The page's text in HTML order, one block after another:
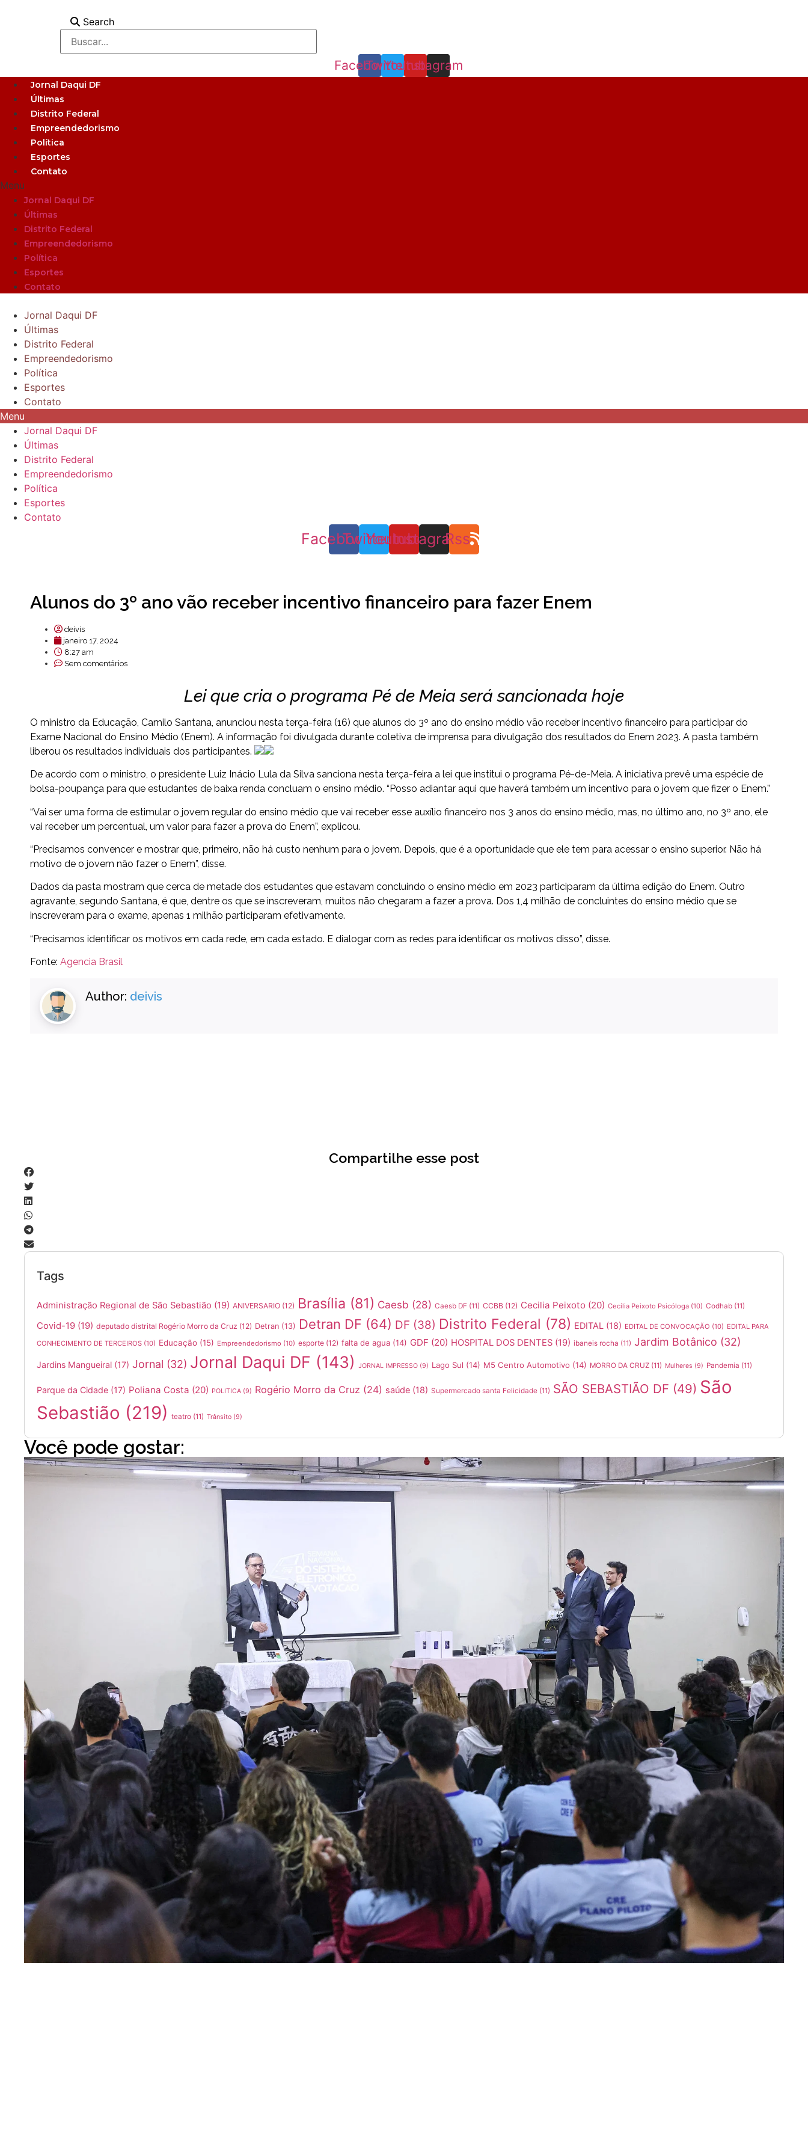
Search
Facebook
Twitter
Youtube
Instagram
Jornal Daqui DF
Últimas
Distrito Federal
Empreendedorismo
Política
Esportes
Contato
Menu
Jornal Daqui DF
Últimas
Distrito Federal
Empreendedorismo
Política
Esportes
Contato
Jornal Daqui DF
Últimas
Distrito Federal
Empreendedorismo
Política
Esportes
Contato
Menu
Jornal Daqui DF
Últimas
Distrito Federal
Empreendedorismo
Política
Esportes
Contato
Facebook
TwitterYoutube
Instagram
Rss
Alunos do 3º ano vão receber incentivo financeiro para fazer Enem
deivis
janeiro 17, 2024
8:27 am
Sem comentários
Lei que cria o programa Pé de Meia será sancionada hoje
O ministro da Educação, Camilo Santana, anunciou nesta terça-feira (16) que alunos do 3º ano do ensino médio vão receber incentivo financeiro para participar do
Exame Nacional do Ensino Médio (Enem). A informação foi divulgada durante coletiva de imprensa para divulgação dos resultados do Enem 2023. A pasta também
liberou os resultados individuais dos participantes.
De acordo com o ministro, o presidente Luiz Inácio Lula da Silva sanciona nesta terça-feira a lei que institui o programa Pé-de-Meia. A iniciativa prevê uma espécie de
bolsa-poupança para que estudantes de baixa renda concluam o ensino médio. “Posso adiantar aqui que haverá também um incentivo para o jovem que fizer o Enem.”
“Vai ser uma forma de estimular o jovem regular do ensino médio que vai receber esse auxílio financeiro nos 3 anos do ensino médio, mas, no último ano, no 3º ano, ele
vai receber um percentual, um valor para fazer a prova do Enem”, explicou.
“Precisamos convencer e mostrar que, primeiro, não há custo nenhum para o jovem. Depois, que é a oportunidade que ele tem para acessar o ensino superior. Não há
motivo de o jovem não fazer o Enem”, disse.
Dados da pasta mostram que cerca de metade dos estudantes que estavam concluindo o ensino médio em 2023 participaram da última edição do Enem. Outro
agravante, segundo Santana, é que, dentre os que se inscreveram, muitos não chegaram a fazer a prova. Dos 1,4 milhão de concluintes do ensino médio que se
inscreveram para o exame, apenas 1 milhão participaram efetivamente.
“Precisamos identificar os motivos em cada rede, em cada estado. E dialogar com as redes para identificar os motivos disso”, disse.
Fonte: Agencia Brasil
Author: deivis
Compartilhe esse post
Tags
Administração Regional de São Sebastião (19) ANIVERSARIO (12) Brasília (81) Caesb (28) Caesb DF (11) CCBB (12) Cecilia Peixoto (20) Cecília Peixoto Psicóloga (10) Codhab (11)
Covid-19 (19) deputado distrital Rogério Morro da Cruz (12) Detran (13) Detran DF (64) DF (38) Distrito Federal (78) EDITAL (18) EDITAL DE CONVOCAÇÃO (10) EDITAL PARA
CONHECIMENTO DE TERCEIROS (10) Educação (15) Empreendedorismo (10) esporte (12) falta de agua (14) GDF (20) HOSPITAL DOS DENTES (19) ibaneis rocha (11) Jardim Botânico (32)
Jardins Mangueiral (17) Jornal (32) Jornal Daqui DF (143) JORNAL IMPRESSO (9) Lago Sul (14) M5 Centro Automotivo (14) MORRO DA CRUZ (11) Mulheres (9) Pandemia (11)
Parque da Cidade (17) Poliana Costa (20) POLITICA (9) Rogério Morro da Cruz (24) saúde (18) Supermercado santa Felicidade (11) SÃO SEBASTIÃO DF (49) São
Sebastião (219) teatro (11) Trânsito (9)
Você pode gostar: